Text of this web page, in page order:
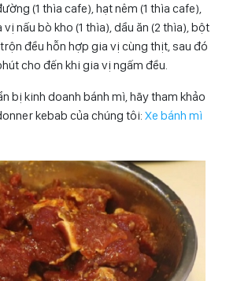
(1 thìa cafe), hạt nêm (1 thìa cafe),
nấu bò kho (1 thìa), dầu ăn (2 thìa), bột
đều hỗn hợp gia vị cùng thịt, sau đó
cho đến khi gia vị ngấm đều.
bị kinh doanh bánh mì, hãy tham khảo
kebab của chúng tôi: Xe bánh mì